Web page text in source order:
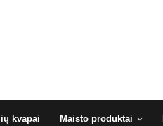
kvapai Maisto produktai